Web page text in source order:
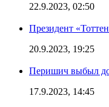
22.9.2023, 02:50
Президент
20.9.2023, 19:25
Перишич выбыл до
17.9.2023, 14:45